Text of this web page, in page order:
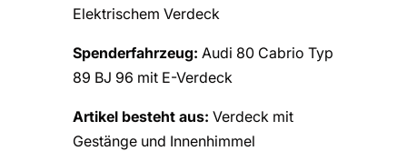
Elektrischem Verdeck
Spenderfahrzeug: Audi 80 Cabrio Typ
89 BJ 96 mit E-Verdeck
Artikel besteht aus: Verdeck mit
Gestänge und Innenhimmel